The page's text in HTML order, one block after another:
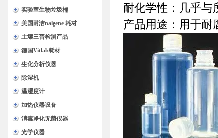
实验室生物垃圾桶
美国耐洁nalgene 耗材
土壤三普检测产品
德国Vitlab耗材
生化分析仪器
除湿机
温湿度计
加热仪器设备
消毒净化无菌仪器
光学仪器
耐化学性：几乎与
产品用途：用于耐